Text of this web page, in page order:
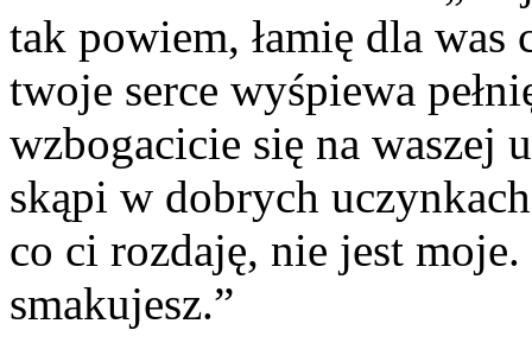
tak powiem, łamię dla was
twoje serce wyśpiewa
wzbogacicie się na waszej
skąpi w dobrych
co ci rozdaję, nie jest
smakujesz.”